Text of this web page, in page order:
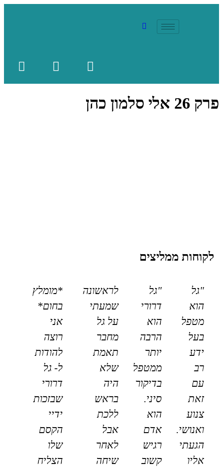
פרק 26 אלי סלמון כהן
לקוחות ממליצים
"גל
הוא
מטפל
בעל
ידע
רב
עם
זאת
צנוע
ואנושי.
הגעתי
אליו
"גל
דרורי
הוא
הרבה
יותר
ממטפל
בדיקור
סיני.
הוא
אדם
רגיש
קשוב
לראשונה
שמעתי
על גל
מחבר
תאמת
שלא
היה
בראש
ללכת
אבל
לאחר
שיחה
*מומלץ
בחום*
אני
רוצה
להודות
ל- גל
דרורי
שבזכות
ידיי
הקסם
שלו
הצליח